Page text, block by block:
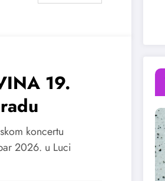
19.
koncertu
2026. u Luci